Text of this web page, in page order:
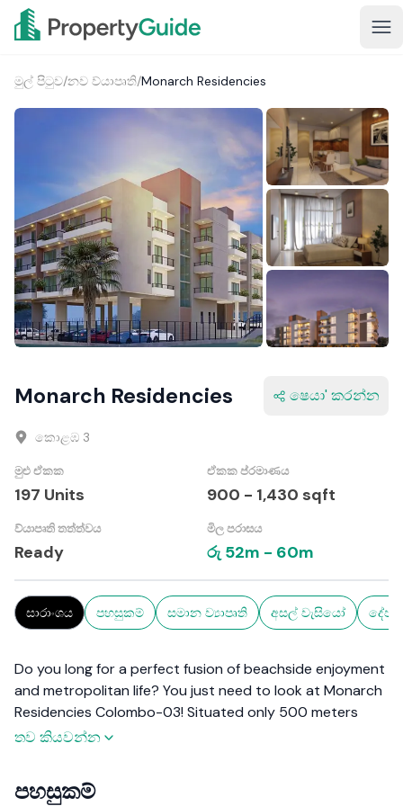
මුල් පිටුව/නව ව්යාපෘති/Monarch Residencies
Monarch Residencies ෂෙයා' කරන්න
කොළඹ 3
මුළු ඒකක
197 Units
ඒකක ප්රමාණය
900 - 1,430 sqft
ව්යාපෘති තත්ත්වය
Ready
මිල පරාසය
රු 52m - 60m
සාරාංශය පහසුකම් සමාන ව්‍යාපෘති අසල් වැසියෝ දේපල
Do you long for a perfect fusion of beachside enjoyment
and metropolitan life? You just need to look at Monarch
Residencies Colombo-03! Situated only 500 meters
from the well-known Galle Face Beach, this haven
experiencing breathtaking vistas of the sea every
තව කියවන්න
පහසුකම්